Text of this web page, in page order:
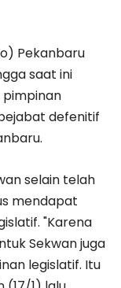
Pekanbaru
saat ini
pimpinan
defenitif
selain telah
mendapat
"Karena
Sekwan juga
legislatif. Itu